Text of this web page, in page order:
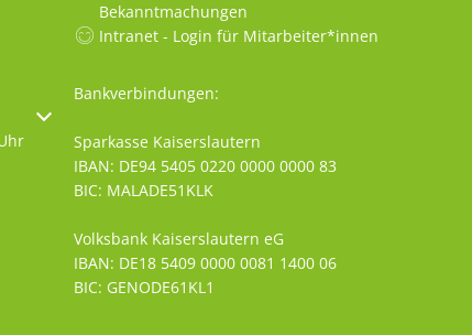
auszublenden
Bekanntmachungen
Intranet - Login für Mitarbeiter*innen
Bankverbindungen:
Sparkasse Kaiserslautern
IBAN: DE94 5405 0220 0000 0000 83
BIC: MALADE51KLK
Volksbank Kaiserslautern eG
IBAN: DE18 5409 0000 0081 1400 06
BIC: GENODE61KL1